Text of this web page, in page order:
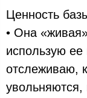
Ценность
• Она
использую ее
отслеживаю,
увольняются,